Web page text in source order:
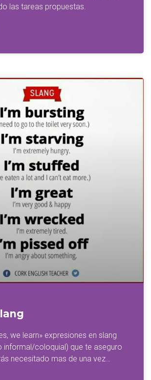
las tareas propuestas.
we learn» expresiones en slang
informal/coloquial) que te aseguro
necesitado mas de una vez…